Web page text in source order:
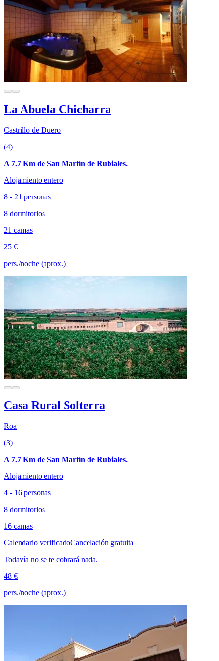
La Abuela Chicharra
Castrillo de Duero
(4)
A 7.7 Km de San Martín de Rubiales.
Alojamiento entero
8 - 21 personas
8 dormitorios
21 camas
25 €
pers./noche (aprox.)
Casa Rural Solterra
Roa
(3)
A 7.7 Km de San Martín de Rubiales.
Alojamiento entero
4 - 16 personas
8 dormitorios
16 camas
Calendario verificadoCancelación gratuita
Todavía no se te cobrará nada.
48 €
pers./noche (aprox.)